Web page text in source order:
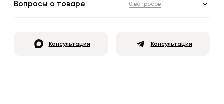
Вопросы о товаре 0 вопросов
Консультация Консультация